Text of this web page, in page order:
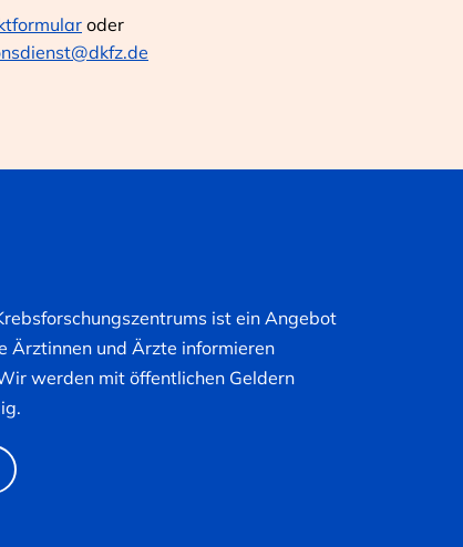
oder
ist ein Angebot
Ärztinnen und Ärzte informieren
werden mit öffentlichen Geldern